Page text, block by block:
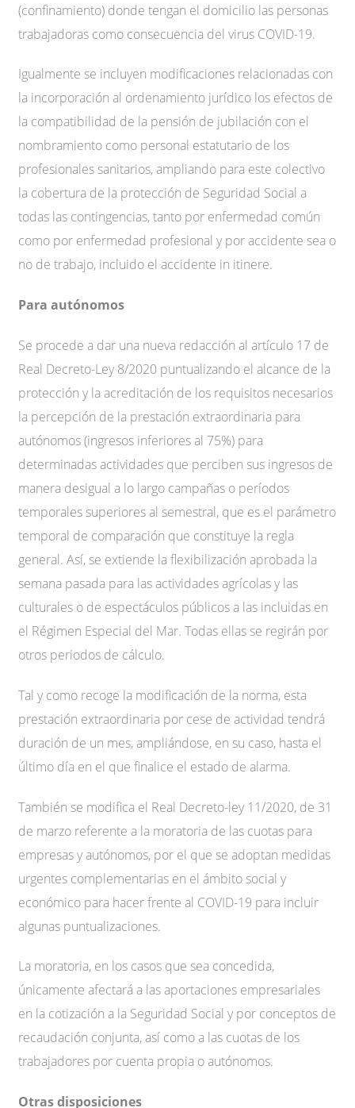
(confinamiento) donde tengan el domicilio las personas
trabajadoras como consecuencia del virus COVID-19.
Igualmente se incluyen modificaciones relacionadas con
la incorporación al ordenamiento jurídico los efectos de
la compatibilidad de la pensión de jubilación con el
nombramiento como personal estatutario de los
profesionales sanitarios, ampliando para este colectivo
la cobertura de la protección de Seguridad Social a
todas las contingencias, tanto por enfermedad común
como por enfermedad profesional y por accidente sea o
no de trabajo, incluido el accidente in itinere.
Para autónomos
Se procede a dar una nueva redacción al artículo 17 de
Real Decreto-Ley 8/2020 puntualizando el alcance de la
protección y la acreditación de los requisitos necesarios
la percepción de la prestación extraordinaria para
autónomos (ingresos inferiores al 75%) para
determinadas actividades que perciben sus ingresos de
manera desigual a lo largo campañas o períodos
temporales superiores al semestral, que es el parámetro
temporal de comparación que constituye la regla
general. Así, se extiende la flexibilización aprobada la
semana pasada para las actividades agrícolas y las
culturales o de espectáculos públicos a las incluidas en
el Régimen Especial del Mar. Todas ellas se regirán por
otros periodos de cálculo.
Tal y como recoge la modificación de la norma, esta
prestación extraordinaria por cese de actividad tendrá
duración de un mes, ampliándose, en su caso, hasta el
último día en el que finalice el estado de alarma.
También se modifica el Real Decreto-ley 11/2020, de 31
de marzo referente a la moratoria de las cuotas para
empresas y autónomos, por el que se adoptan medidas
urgentes complementarias en el ámbito social y
económico para hacer frente al COVID-19 para incluir
algunas puntualizaciones.
La moratoria, en los casos que sea concedida,
únicamente afectará a las aportaciones empresariales
en la cotización a la Seguridad Social y por conceptos de
recaudación conjunta, así como a las cuotas de los
trabajadores por cuenta propia o autónomos.
Otras disposiciones